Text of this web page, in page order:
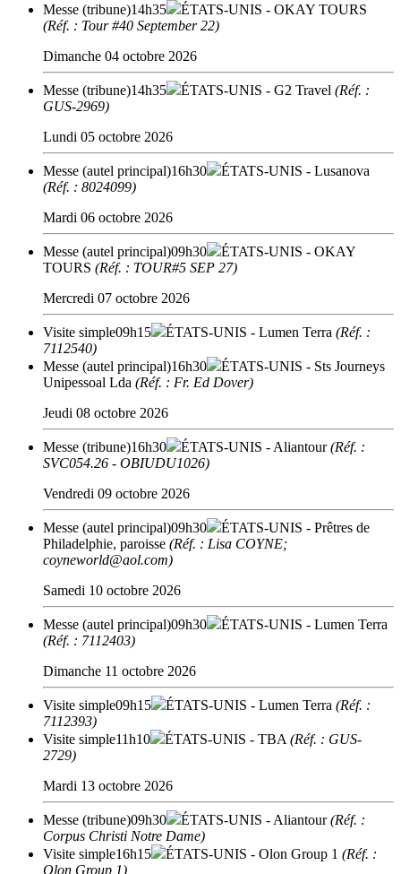
Messe (tribune)14h35 ÉTATS-UNIS - OKAY TOURS
(Réf. : Tour #40 September 22)
Dimanche 04 octobre 2026
Messe (tribune)14h35 ÉTATS-UNIS - G2 Travel (Réf. :
GUS-2969)
Lundi 05 octobre 2026
Messe (autel principal)16h30 ÉTATS-UNIS - Lusanova
(Réf. : 8024099)
Mardi 06 octobre 2026
Messe (autel principal)09h30 ÉTATS-UNIS - OKAY
TOURS (Réf. : TOUR#5 SEP 27)
Mercredi 07 octobre 2026
Visite simple09h15 ÉTATS-UNIS - Lumen Terra (Réf. :
7112540)
Messe (autel principal)16h30 ÉTATS-UNIS - Sts Journeys
Unipessoal Lda (Réf. : Fr. Ed Dover)
Jeudi 08 octobre 2026
Messe (tribune)16h30 ÉTATS-UNIS - Aliantour (Réf. :
SVC054.26 - OBIUDU1026)
Vendredi 09 octobre 2026
Messe (autel principal)09h30 ÉTATS-UNIS - Prêtres de
Philadelphie, paroisse (Réf. : Lisa COYNE;
coyneworld@aol.com)
Samedi 10 octobre 2026
Messe (autel principal)09h30 ÉTATS-UNIS - Lumen Terra
(Réf. : 7112403)
Dimanche 11 octobre 2026
Visite simple09h15 ÉTATS-UNIS - Lumen Terra (Réf. :
7112393)
Visite simple11h10 ÉTATS-UNIS - TBA (Réf. : GUS-
2729)
Mardi 13 octobre 2026
Messe (tribune)09h30 ÉTATS-UNIS - Aliantour (Réf. :
Corpus Christi Notre Dame)
Visite simple16h15 ÉTATS-UNIS - Olon Group 1 (Réf. :
Olon Group 1)